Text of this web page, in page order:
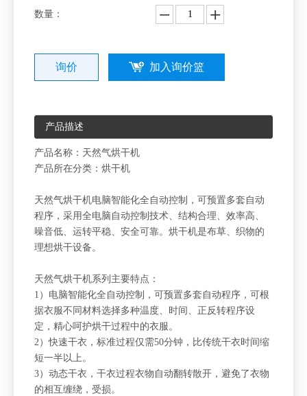
数量：
询价 加入询价篮
产品描述
产品名称：天然气烘干机
产品所在分类：烘干机
天然气烘干机电脑智能化全自动控制，可预置多套自动
程序，采用全电脑自动控制技术、结构合理、效率高、
噪音低、运转平稳、安全可靠。烘干机是布草、织物的
理想烘干设备。
天然气烘干机系列主要特点：
1）电脑智能化全自动控制，可预置多套自动程序，可根
据衣服不同材料选择多种温度、时间、正反转程序设
定，精心呵护烘干过程中的衣服。
2）快速干衣，标准过程仅需50分钟，比传统干衣时间缩
短一半以上。
3）动态干衣，干衣过程衣物自动翻转散开，避免了衣物
的相互缠绕，受损。